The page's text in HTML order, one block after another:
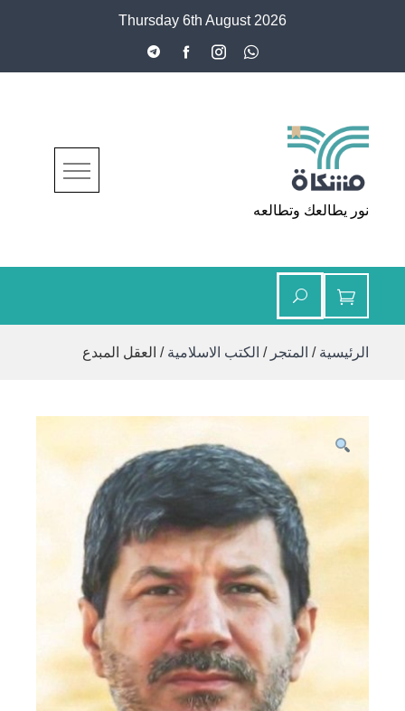
Thursday 6th August 2026
مشكاة
نور يطالعك وتطالعه
الرئيسية / المتجر / الكتب الاسلامية / العقل المبدع